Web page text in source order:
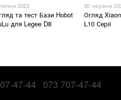
2023
та тест Бази Hobot
для Legee D8
30 червня
Огляд
L10 Серії
47-44 073 707-47-44